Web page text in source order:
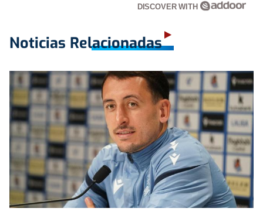
DISCOVER WITH
Noticias Relacionadas